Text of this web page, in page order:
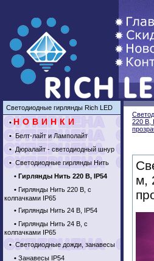
Светодиодные гирлянды Rich LED
•НОВИНКИ
•Белт-лайт и Ламполайт
•Дюралайт - светодиодный шнур
•Светодиодные гирлянды Нить
• Гирлянды Нить 220 В, IP54
• Гирлянды Нить 220 В, с
колпачками IP65
• Гирлянды Нить 24 В, IP54
• Гирлянды Нить 24 В, с
колпачками IP65
•Светодиодные дожди, занавесы
• Занавесы IP54
220 В,
м,